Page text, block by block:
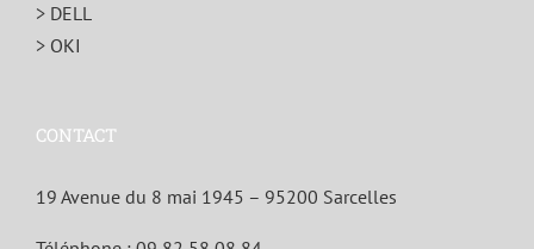
> DELL
> OKI
CONTACT
19 Avenue du 8 mai 1945 – 95200 Sarcelles